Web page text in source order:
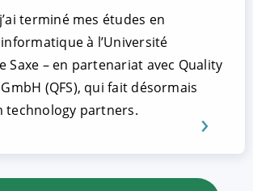
terminé mes études en
à l’Université
Saxe – en partenariat avec Quality
(QFS), qui fait désormais
technology partners.